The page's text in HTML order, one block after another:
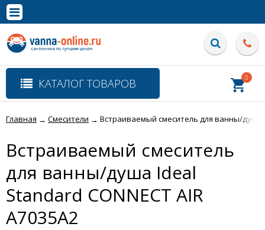
Полная версия сайта
КАТАЛОГ ТОВАРОВ 0
Главная → Смесители → Встраиваемый смеситель для ванны/душа
Встраиваемый смеситель
для ванны/душа Ideal
Standard CONNECT AIR
A7035A2